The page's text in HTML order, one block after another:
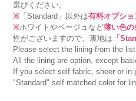
選びください。
※ 「Standard」以外は有料オプショ
※ホワイトやベージュなど薄い色
性がございますので、裏地は 「
Please select the lining from the list
All the lining are option, except
If you select self fabric, sheer or in
"Standard" self matched color for